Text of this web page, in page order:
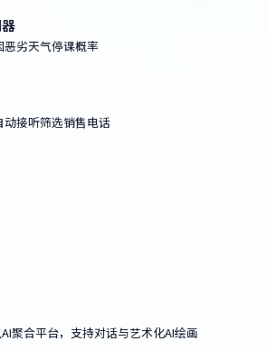
恶劣天气停课概率
动接听筛选销售电话
聚合平台，支持对话与艺术化AI绘画